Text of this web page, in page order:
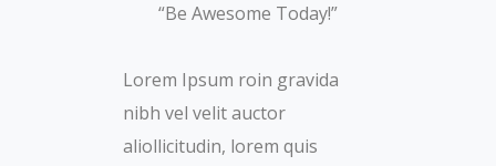
“Be Awesome Today!”
Lorem Ipsum roin gravida
nibh vel velit auctor
aliollicitudin, lorem quis